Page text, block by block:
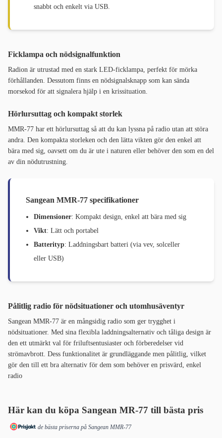
snabbt och enkelt via USB.
Ficklampa och nödsignalfunktion
Radion är utrustad med en stark LED-ficklampa, perfekt för mörka
förhållanden. Dessutom finns en nödsignalsknapp som kan sända
morsekod för att signalera hjälp i en krissituation.
Hörlursuttag och kompakt storlek
MMR-77 har ett hörlursuttag så att du kan lyssna på radio utan att störa
andra. Den kompakta storleken och den lätta vikten gör den enkel att
bära med sig, oavsett om du är ute i naturen eller behöver den som en del
av din nödutrustning.
Sangean MMR-77 specifikationer
Dimensioner: Kompakt design, enkel att bära med sig
Vikt: Lätt och portabel
Batterityp: Laddningsbart batteri (via vev, solceller
eller USB)
Pålitlig radio för nödsituationer och utomhusäventyr
Sangean MMR-77 är en mångsidig radio som ger trygghet i
nödsituationer. Med sina flexibla laddningsalternativ och tåliga design är
den ett utmärkt val för friluftsentusiaster och förberedelser vid
strömavbrott. Dess funktionalitet är grundläggande men pålitlig, vilket
gör den till ett bra alternativ för dem som behöver en prisvärd, enkel
radio
Här kan du köpa Sangean MR-77 till bästa pris
de bästa priserna på Sangean MMR-77